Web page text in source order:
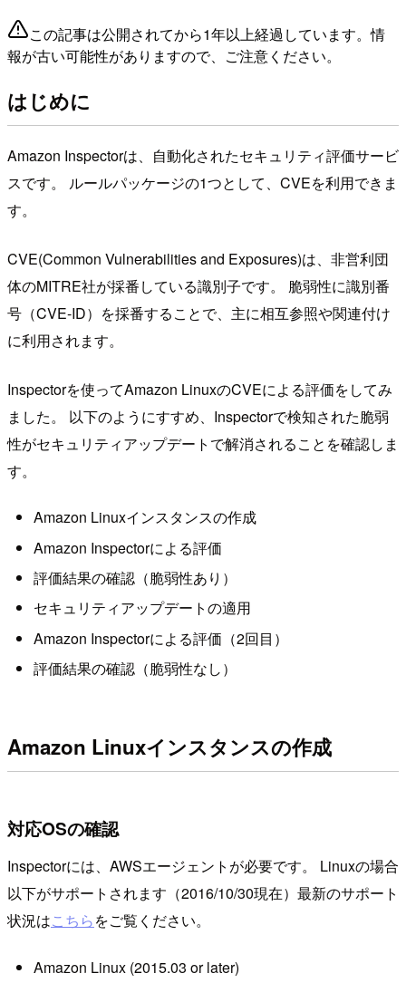
この記事は公開されてから1年以上経過しています。情
報が古い可能性がありますので、ご注意ください。
はじめに
Amazon Inspectorは、自動化されたセキュリティ評価サービ
スです。 ルールパッケージの1つとして、CVEを利用できま
す。
CVE(Common Vulnerabilities and Exposures)は、非営利団
体のMITRE社が採番している識別子です。 脆弱性に識別番
号（CVE-ID）を採番することで、主に相互参照や関連付け
に利用されます。
Inspectorを使ってAmazon LinuxのCVEによる評価をしてみ
ました。 以下のようにすすめ、Inspectorで検知された脆弱
性がセキュリティアップデートで解消されることを確認しま
す。
Amazon Linuxインスタンスの作成
Amazon Inspectorによる評価
評価結果の確認（脆弱性あり）
セキュリティアップデートの適用
Amazon Inspectorによる評価（2回目）
評価結果の確認（脆弱性なし）
Amazon Linuxインスタンスの作成
対応OSの確認
Inspectorには、AWSエージェントが必要です。 Linuxの場合
以下がサポートされます（2016/10/30現在）最新のサポート
状況はこちらをご覧ください。
Amazon Linux (2015.03 or later)